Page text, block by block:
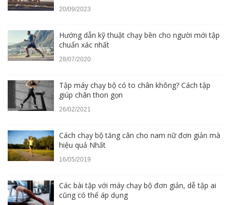
20/09/2023
Hướng dẫn kỹ thuật chạy bền cho người mới tập
chuẩn xác nhất
28/07/2020
Tập máy chạy bộ có to chân không? Cách tập
giúp chân thon gọn
26/02/2021
Cách chạy bộ tăng cân cho nam nữ đơn giản mà
hiệu quả Nhất
16/05/2019
Các bài tập với máy chạy bộ đơn giản, dễ tập ai
cũng có thể áp dụng